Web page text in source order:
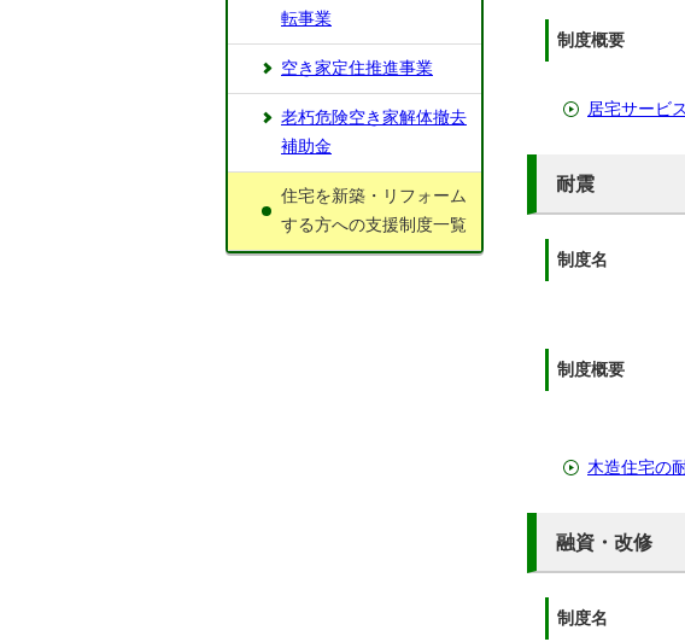
制度概要
居宅サービ
耐震
制度名
制度概要
木造住宅の
融資・改修
制度名
転事業
空き家定住推進事業
老朽危険空き家解体撤去
補助金
住宅を新築・リフォーム
する方への支援制度一覧